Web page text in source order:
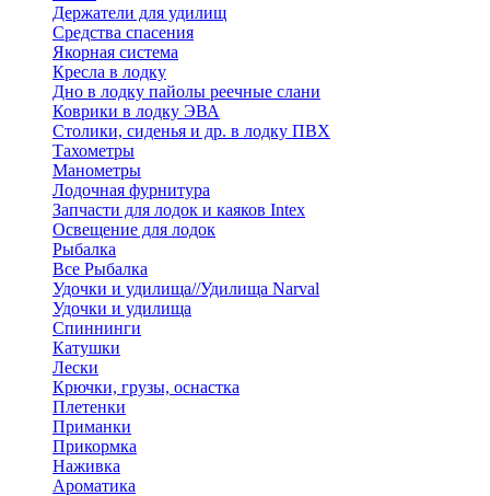
Держатели для удилищ
Средства спасения
Якорная система
Кресла в лодку
Дно в лодку пайолы реечные слани
Коврики в лодку ЭВА
Столики, сиденья и др. в лодку ПВХ
Тахометры
Манометры
Лодочная фурнитура
Запчасти для лодок и каяков Intex
Освещение для лодок
Рыбалка
Все Рыбалка
Удочки и удилища//Удилища Narval
Удочки и удилища
Спиннинги
Катушки
Лески
Крючки, грузы, оснастка
Плетенки
Приманки
Прикормка
Наживка
Ароматика